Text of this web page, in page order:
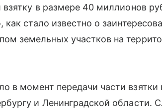
взятку в размере 40 миллионов
как стало известно о
земельных участков на
в момент передачи части
и Ленинградской области.